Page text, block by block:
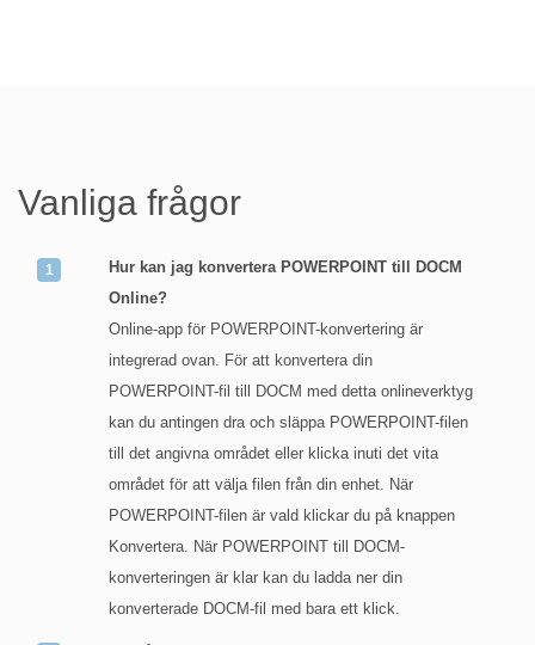
Vanliga frågor
Hur kan jag konvertera POWERPOINT till DOCM
Online?
Online-app för POWERPOINT-konvertering är
integrerad ovan. För att konvertera din
POWERPOINT-fil till DOCM med detta onlineverktyg
kan du antingen dra och släppa POWERPOINT-filen
till det angivna området eller klicka inuti det vita
området för att välja filen från din enhet. När
POWERPOINT-filen är vald klickar du på knappen
Konvertera. När POWERPOINT till DOCM-
konverteringen är klar kan du ladda ner din
konverterade DOCM-fil med bara ett klick.